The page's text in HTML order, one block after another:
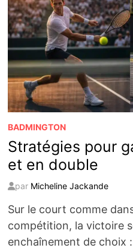
BADMINGTON
Stratégies pour
et en double
par Micheline Jackande
Sur le court comme
compétition, la victoire
enchaînement de choix